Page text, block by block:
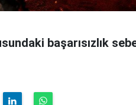
başarısızlık